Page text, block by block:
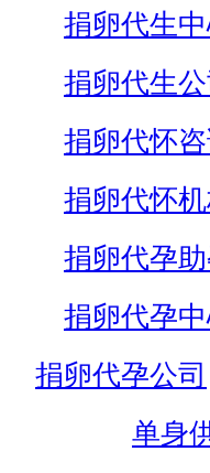
捐卵代生
捐卵代生公
捐卵代怀
捐卵代怀
捐卵代孕
捐卵代孕
捐卵代孕公司
单身